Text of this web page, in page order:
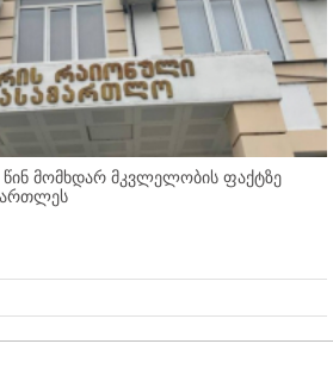
მომხდარ მკვლელობის ფაქტზე